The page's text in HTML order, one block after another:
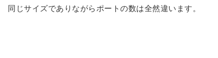
同じサイズでありながらポートの数は全然違います。